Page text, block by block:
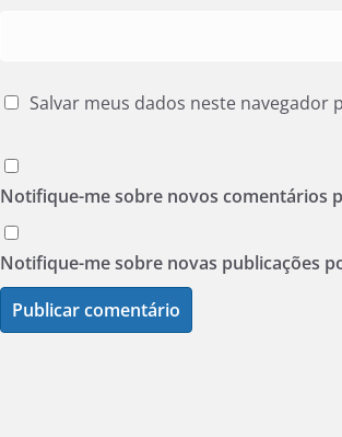
Salvar meus dados neste navegador
Notifique-me sobre novos comentários
Notifique-me sobre novas publicações